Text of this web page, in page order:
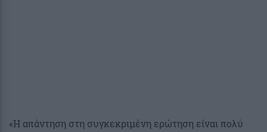
«Η απάντηση στη συγκεκριμένη ερώτηση είναι πολύ